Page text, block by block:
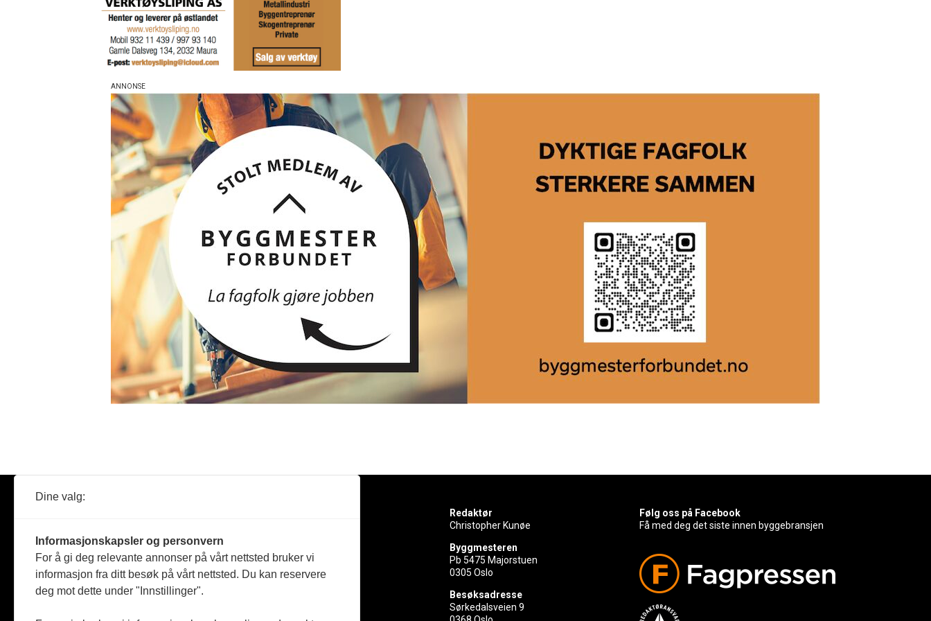
Reportasje
Produkter
Redaktør
Christopher Kunøe
Byggmesteren
Pb 5475 Majorstuen
0305 Oslo
Besøksadresse
Sørkedalsveien 9
Følg oss på Facebook
Få med deg det siste innen byggebransjen
Dine valg:
Informasjonskapsler og personvern
For å gi deg relevante annonser på vårt nettsted bruker vi
informasjon fra ditt besøk på vårt nettsted. Du kan reservere
deg mot dette under "Innstillinger".